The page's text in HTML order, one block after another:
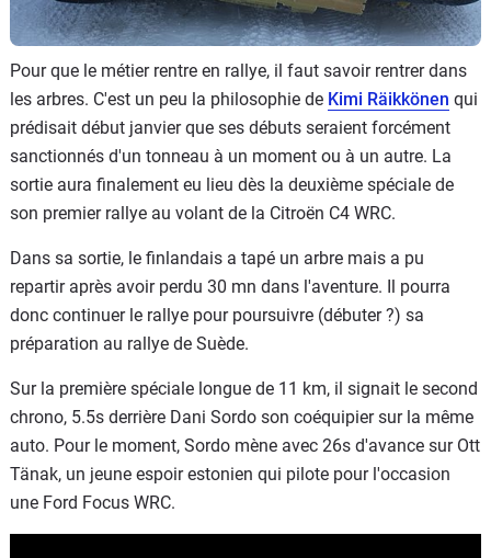
Marques
Pour que le métier rentre en rallye, il faut savoir rentrer dans
les arbres. C'est un peu la philosophie de Kimi Räikkönen qui
prédisait début janvier que ses débuts seraient forcément
sanctionnés d'un tonneau à un moment ou à un autre. La
sortie aura finalement eu lieu dès la deuxième spéciale de
son premier rallye au volant de la Citroën C4 WRC.
Dans sa sortie, le finlandais a tapé un arbre mais a pu
repartir après avoir perdu 30 mn dans l'aventure. Il pourra
donc continuer le rallye pour poursuivre (débuter ?) sa
préparation au rallye de Suède.
Sur la première spéciale longue de 11 km, il signait le second
chrono, 5.5s derrière Dani Sordo son coéquipier sur la même
auto. Pour le moment, Sordo mène avec 26s d'avance sur Ott
Tänak, un jeune espoir estonien qui pilote pour l'occasion
une Ford Focus WRC.